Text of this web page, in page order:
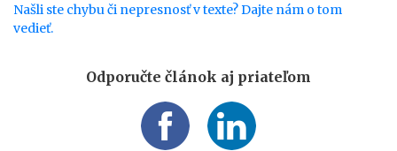
Našli ste chybu či nepresnosť v texte? Dajte nám o tom
vedieť.
Odporučte článok aj priateľom